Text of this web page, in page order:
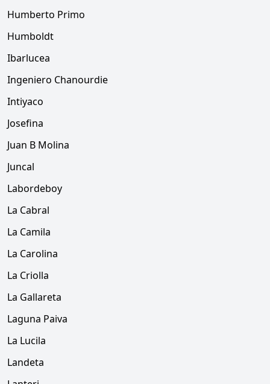
Humberto Primo
Humboldt
Ibarlucea
Ingeniero Chanourdie
Intiyaco
Josefina
Juan B Molina
Juncal
Labordeboy
La Cabral
La Camila
La Carolina
La Criolla
La Gallareta
Laguna Paiva
La Lucila
Landeta